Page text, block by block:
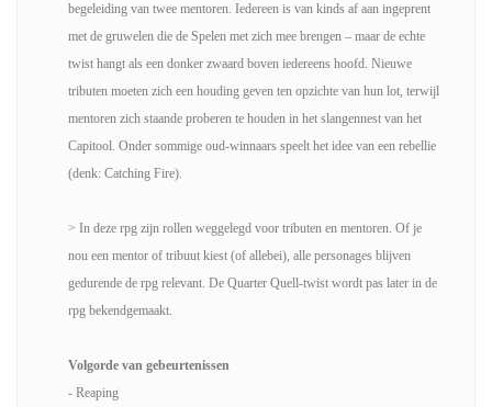
begeleiding van twee mentoren. Iedereen is van kinds af aan ingeprent
met de gruwelen die de Spelen met zich mee brengen – maar de echte
twist hangt als een donker zwaard boven iedereens hoofd. Nieuwe
tributen moeten zich een houding geven ten opzichte van hun lot, terwijl
mentoren zich staande proberen te houden in het slangennest van het
Capitool. Onder sommige oud-winnaars speelt het idee van een rebellie
(denk: Catching Fire).
> In deze rpg zijn rollen weggelegd voor tributen en mentoren. Of je
nou een mentor of tribuut kiest (of allebei), alle personages blijven
gedurende de rpg relevant. De Quarter Quell-twist wordt pas later in de
rpg bekendgemaakt.
Volgorde van gebeurtenissen
- Reaping